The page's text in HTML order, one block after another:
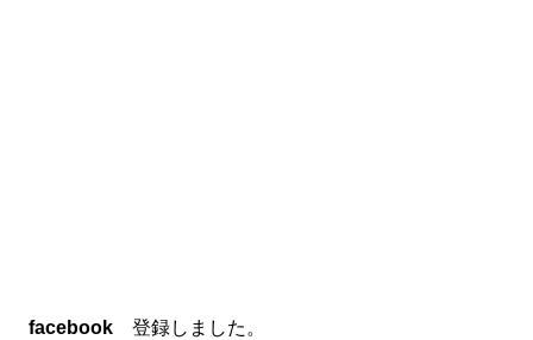
facebook 登録しました。